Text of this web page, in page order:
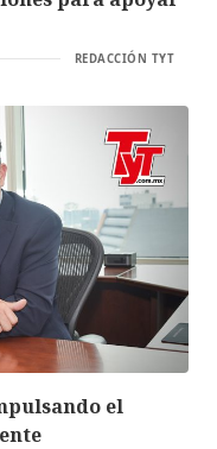
REDACCIÓN TYT
el